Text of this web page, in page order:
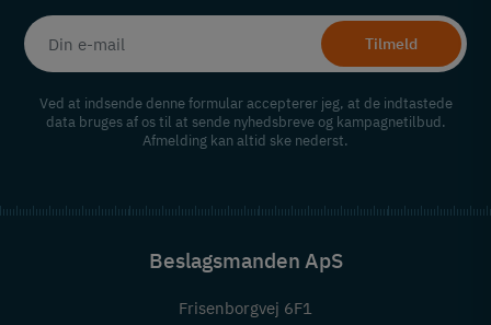
Tilmeld
Ved at indsende denne formular accepterer jeg, at de indtastede
data bruges af os til at sende nyhedsbreve og kampagnetilbud.
Afmelding kan altid ske nederst.
Beslagsmanden ApS
Frisenborgvej 6F1